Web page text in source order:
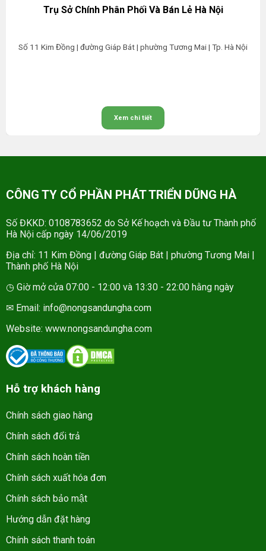
Trụ Sở Chính Phân Phối Và Bán Lẻ Hà Nội
Số 11 Kim Đồng | đường Giáp Bát | phường Tương Mai | Tp. Hà Nội
Xem chi tiết
CÔNG TY CỔ PHẦN PHÁT TRIỂN DŨNG HÀ
Số ĐKKD: 0108783652 do Sở Kế hoạch và Đầu tư Thành phố
Hà Nội cấp ngày 14/06/2019
Địa chỉ: 11 Kim Đồng | đường Giáp Bát | phường Tương Mai |
Thành phố Hà Nội
◷ Giờ mở cửa 07:00 - 12:00 và 13:30 - 22:00 hằng ngày
✉ Email: info@nongsandungha.com
Website: www.nongsandungha.com
Hỗ trợ khách hàng
Chính sách giao hàng
Chính sách đổi trả
Chính sách hoàn tiền
Chính sách xuất hóa đơn
Chính sách bảo mật
Hướng dẫn đặt hàng
Chính sách thanh toán